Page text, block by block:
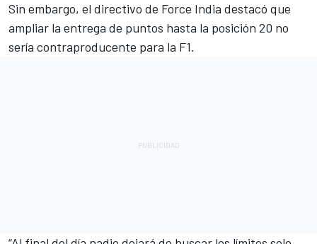
Sin embargo, el directivo de Force India destacó que
ampliar la entrega de puntos hasta la posición 20 no
sería contraproducente para la F1.